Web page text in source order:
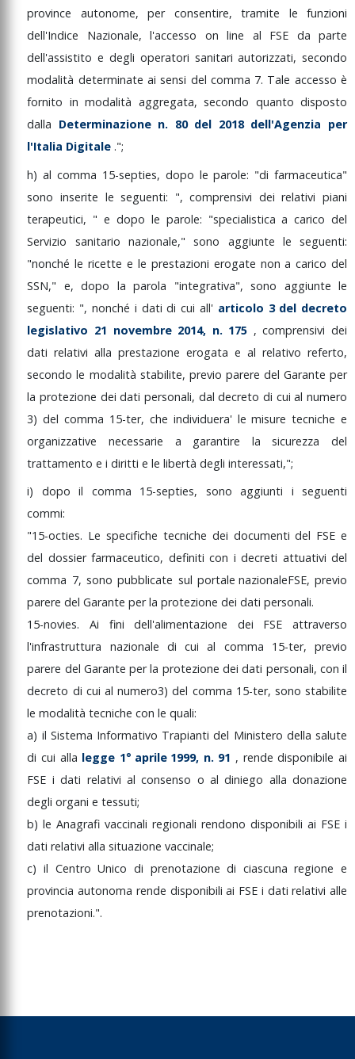
province autonome,per consentire,tramite lefunzioni
dell'Indice Nazionale,l'accesso online al FSE daparte
dell'assistitoe degli operatori sanitariautorizzati,secondo
modalità determinate aisensi del comma 7. Tale accessoè
fornito inmodalità aggregata,secondo quantodisposto
dalla Determinazione n. 80 del 2018 dell'Agenzia per
l'Italia Digitale .";
h)alcomma 15-septies, dopo leparole: "difarmaceutica"
sono inserite leseguenti: ",comprensivi deirelativipiani
terapeutici, "e dopo le parole: "specialisticaacaricodel
Servizio sanitario nazionale,"sono aggiunte leseguenti:
"nonchélericettee le prestazioni erogate nonacaricodel
SSN," e,dopo laparola "integrativa",sono aggiuntele
seguenti: ", nonché i datidicui all' articolo 3 del decreto
legislativo 21 novembre 2014, n. 175 ,comprensividei
datirelativiallaprestazioneerogataealrelativoreferto,
secondole modalità stabilite, previo parere del Garanteper
laprotezione deidatipersonali, daldecretodi cuialnumero
3)delcomma 15-ter, che individuera' lemisuretecnichee
organizzative necessarie a garantire lasicurezzadel
trattamentoeidirittielelibertàdegliinteressati,";
i) dopoil comma 15-septies, sonoaggiunti iseguenti
commi:
"15-octies. Lespecifiche tecniche dei documentidel FSEe
del dossierfarmaceutico, definiticon idecreti attuatividel
comma 7, sonopubblicate sul portale nazionaleFSE,previo
pareredelGaranteperlaprotezionedeidatipersonali.
15-novies. Ai finidell'alimentazione dei FSEattraverso
l'infrastruttura nazionale dicuial comma 15-ter,previo
parere del Garanteperla protezione deidati personali, conil
decreto di cui alnumero3)del comma 15-ter, sonostabilite
lemodalitàtecnicheconlequali:
a) il Sistema Informativo Trapiantidel Ministero dellasalute
dicui alla legge 1° aprile 1999, n. 91 , rendedisponibileai
FSE idati relativi alconsenso oaldiniego alladonazione
degliorganietessuti;
b)leAnagrafivaccinaliregionalirendonodisponibiliai FSEi
datirelativiallasituazionevaccinale;
c)il CentroUnico di prenotazionedi ciascunaregionee
provinciaautonoma rende disponibiliai FSE i datirelativi alle
prenotazioni.".